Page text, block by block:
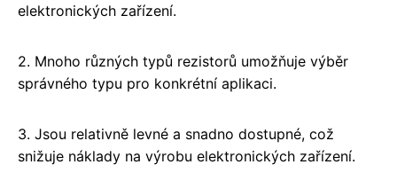
elektronických zařízení.
2. Mnoho různých typů rezistorů umožňuje výběr
správného typu pro konkrétní aplikaci.
3. Jsou relativně levné a snadno dostupné, což
snižuje náklady na výrobu elektronických zařízení.